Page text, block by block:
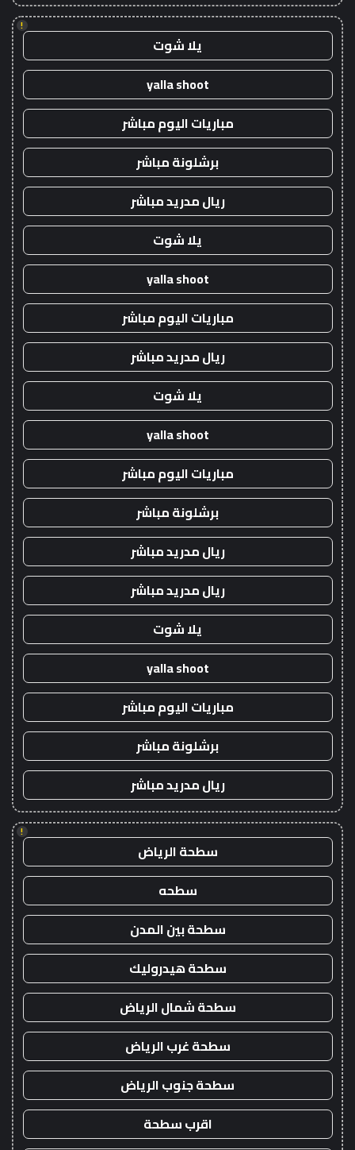
!
يلا شوت
yalla shoot
مباريات اليوم مباشر
برشلونة مباشر
ريال مدريد مباشر
يلا شوت
yalla shoot
مباريات اليوم مباشر
ريال مدريد مباشر
يلا شوت
yalla shoot
مباريات اليوم مباشر
برشلونة مباشر
ريال مدريد مباشر
ريال مدريد مباشر
يلا شوت
yalla shoot
مباريات اليوم مباشر
برشلونة مباشر
ريال مدريد مباشر
!
سطحة الرياض
سطحه
سطحة بين المدن
سطحة هيدروليك
سطحة شمال الرياض
سطحة غرب الرياض
سطحة جنوب الرياض
اقرب سطحة